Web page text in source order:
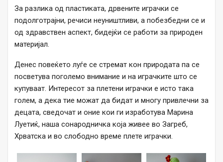
За разлика од пластиката, дрвените играчки се
подолготрајни, речиси неуништливи, а побезбедни се и
од здравствен аспект, бидејќи се работи за природен
материјал.
Денес повеќето луѓе се стремат кон природата па се
посветува поголемо внимание и на играчките што се
купуваат. Интересот за плетени играчки е исто така
голем, а дека тие можат да бидат и многу привлечни за
децата, сведочат и оние кои ги изработува Марина
Луетиќ, наша сонародничка која живее во Загреб,
Хрватска и во слободно време плете играчки.